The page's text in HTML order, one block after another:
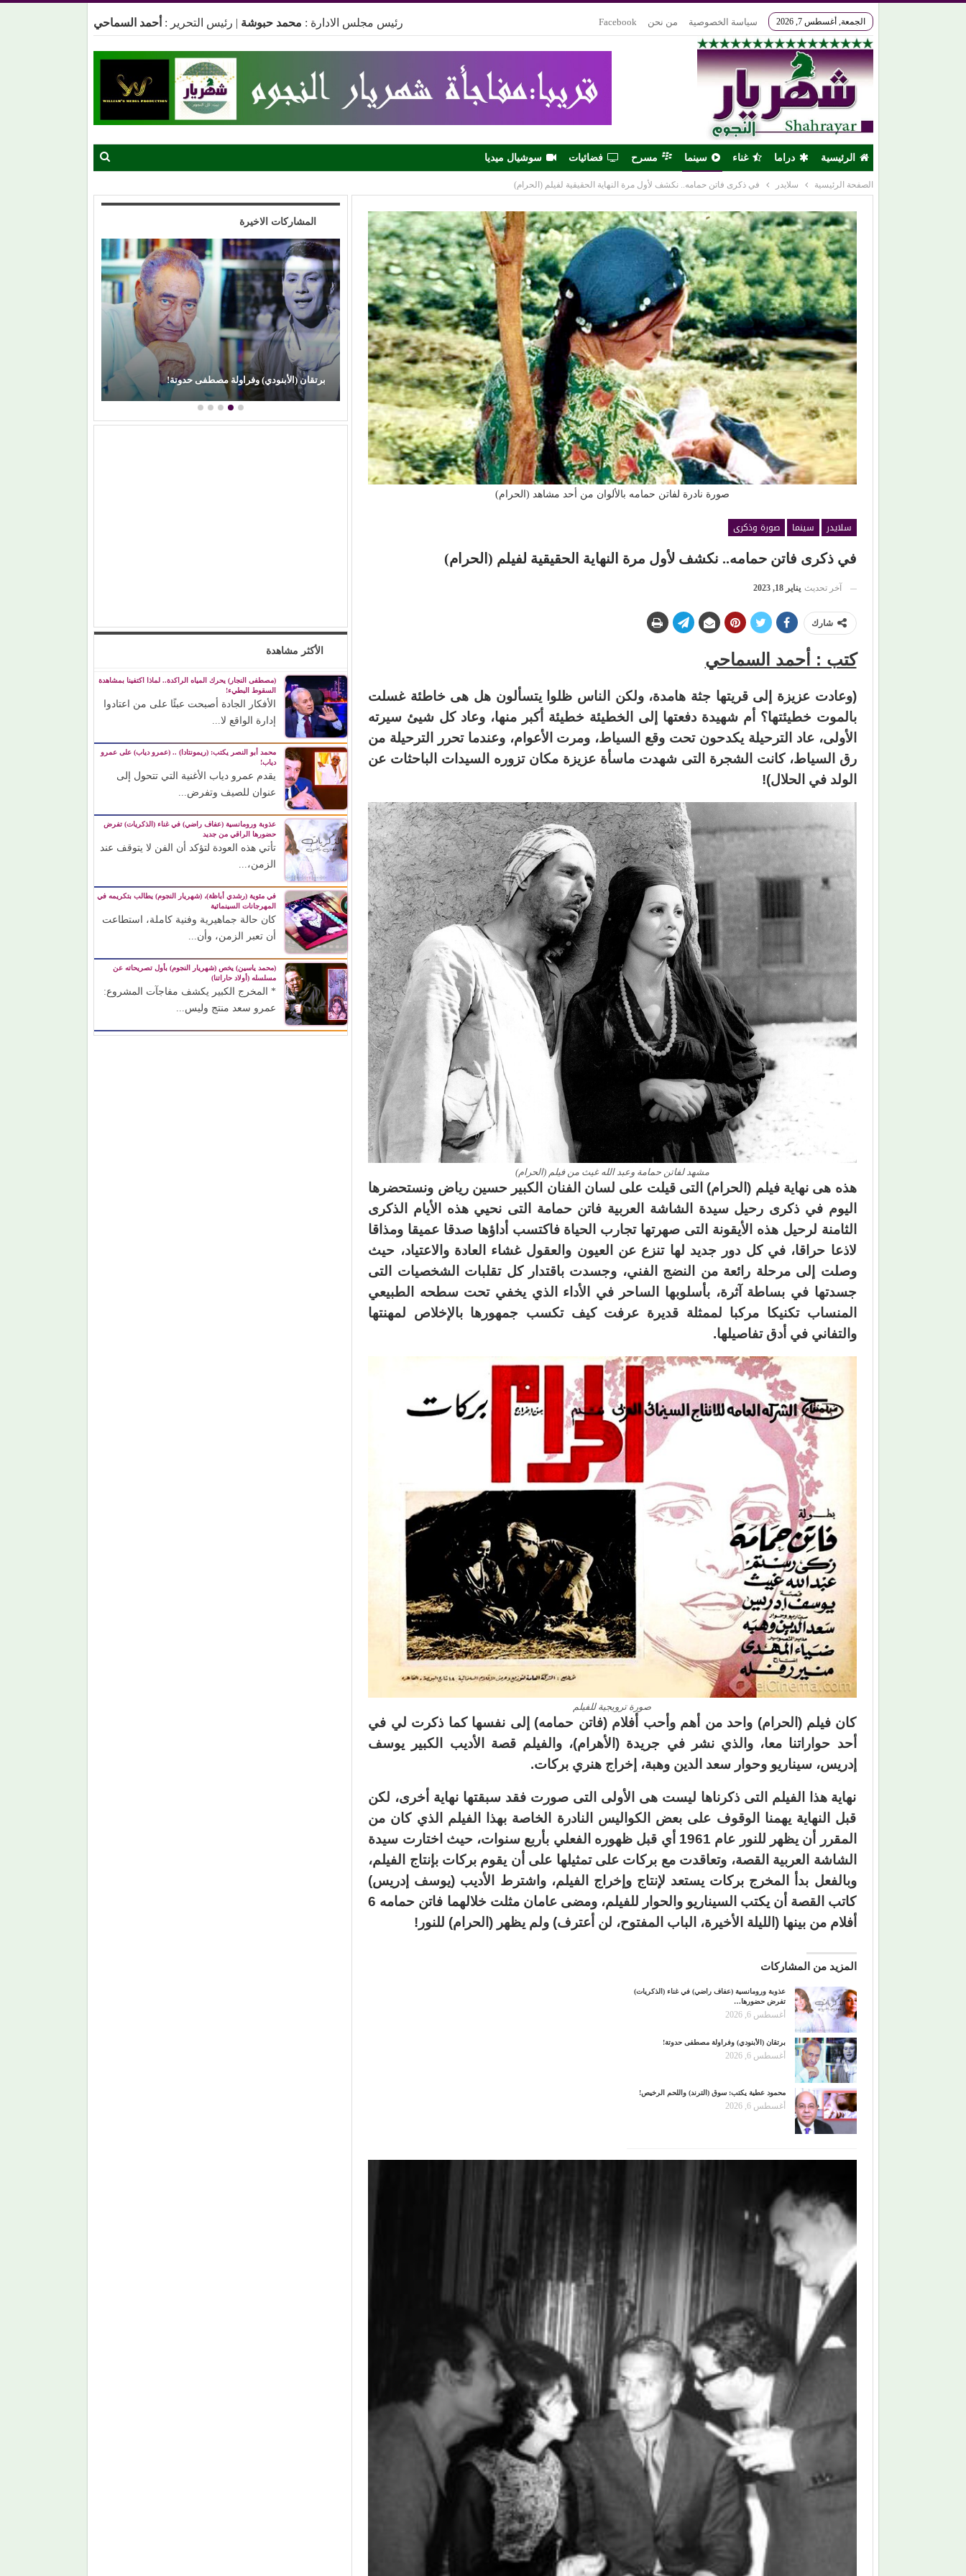
الجمعة, أغسطس 7, 2026 سياسة الخصوصية من نحن Facebook رئيس مجلس الادارة : محمد حبوشة | رئيس التحرير : أحمد السماحي
الرئيسية دراما غناء سينما مسرح فضائيات سوشيال ميديا
الصفحة الرئيسية سلايدر في ذكرى فاتن حمامه.. نكشف لأول مرة النهاية الحقيقية لفيلم (الحرام)
صورة نادرة لفاتن حمامه بالألوان من أحد مشاهد (الحرام)
سلايدر سينما
صورة وذكرى
في ذكرى فاتن حمامه.. نكشف لأول مرة النهاية الحقيقية لفيلم (الحرام)
آخر تحديث يناير 18, 2023
شارك
كتب : أحمد السماحي
(وعادت عزيزة إلى قريتها جثة هامدة، ولكن الناس ظلوا يتسألون هل هى خاطئة غسلت
بالموت خطيئتها؟ أم شهيدة دفعتها إلى الخطيئة خطيئة أكبر منها، وعاد كل شيئ سيرته
الأولى، عاد الترحيلة يكدحون تحت وقع السياط، ومرت الأعوام، وعندما تحرر الترحيلة من
رق السياط، كانت الشجرة التى شهدت ماسأة عزيزة مكان تزوره السيدات الباحثات عن
الولد في الحلال)!
مشهد لفاتن حمامة وعبد الله غيث من فيلم (الحرام)
هذه هى نهاية فيلم (الحرام) التى قيلت على لسان الفنان الكبير حسين رياض ونستحضرها
اليوم في ذكرى رحيل سيدة الشاشة العربية فاتن حمامة التى نحيي هذه الأيام الذكرى
الثامنة لرحيل هذه الأيقونة التى صهرتها تجارب الحياة فاكتسب أداؤها صدقا عميقا ومذاقا
لاذعا حراقا، في كل دور جديد لها تنزع عن العيون والعقول غشاء العادة والاعتياد، حيث
وصلت إلى مرحلة رائعة من النضج الفني، وجسدت باقتدار كل تقلبات الشخصيات التى
جسدتها في بساطة آثرة، بأسلوبها الساحر في الأداء الذي يخفي تحت سطحه الطبيعي
المنساب تكنيكا مركبا لممثلة قديرة عرفت كيف تكسب جمهورها بالإخلاص لمهنتها
والتفاني في أدق تفاصيلها.
صورة ترويجية للفيلم
كان فيلم (الحرام) واحد من أهم وأحب أفلام (فاتن حمامه) إلى نفسها كما ذكرت لي في
أحد حواراتنا معا، والذي نشر في جريدة (الأهرام)، والفيلم قصة الأديب الكبير يوسف
إدريس، سيناريو وحوار سعد الدين وهبة، إخراج هنري بركات.
نهاية هذا الفيلم التى ذكرناها ليست هى الأولى التى صورت فقد سبقتها نهاية أخرى، لكن
قبل النهاية يهمنا الوقوف على بعض الكواليس النادرة الخاصة بهذا الفيلم الذي كان من
المقرر أن يظهر للنور عام 1961 أي قبل ظهوره الفعلي بأربع سنوات، حيث اختارت سيدة
الشاشة العربية القصة، وتعاقدت مع بركات على تمثيلها على أن يقوم بركات بإنتاج الفيلم،
وبالفعل بدأ المخرج بركات يستعد لإنتاج وإخراج الفيلم، واشترط الأديب (يوسف إدريس)
كاتب القصة أن يكتب السيناريو والحوار للفيلم، ومضى عامان مثلت خلالهما فاتن حمامه 6
أفلام من بينها (الليلة الأخيرة، الباب المفتوح، لن أعترف) ولم يظهر (الحرام) للنور!
المزيد من المشاركات
عذوبة ورومانسية (عفاف راضي) في غناء (الذكريات)
تفرض حضورها…
أغسطس 6, 2026
برتقان (الأبنودي) وفراولة مصطفى حدوتة!
أغسطس 6, 2026
محمود عطية يكتب: سوق (الترند) واللحم الرخيص!
أغسطس 6, 2026
المشاركات الاخيرة
من (حمانا) إلى القلوب.. (بلقيس) تغني للأمهات في (زهر
ليمون)
عذوبة ورومانسية (عفاف راضي) في غناء (الذكريات)
تفرض حضورها الراقي من جديد
برتقان (الأبنودي) وفراولة مصطفى حدوتة!
الأكثر مشاهدة
(مصطفى النجار) يحرك المياه الراكدة.. لماذا اكتفينا بمشاهدة
السقوط البطيء!
الأفكار الجادة أصبحت عبئًا على من اعتادوا
إدارة الواقع لا...
محمد أبو النصر يكتب: (ريمونتادا) .. (عمرو دياب) على عمرو
دياب!
يقدم عمرو دياب الأغنية التي تتحول إلى
عنوان للصيف وتفرض...
عذوبة ورومانسية (عفاف راضي) في غناء (الذكريات) تفرض
حضورها الراقي من جديد
تأتي هذه العودة لتؤكد أن الفن لا يتوقف عند
الزمن،...
في مئوية (رشدي أباظة)، (شهريار النجوم) يطالب بتكريمه في
المهرجانات السينمائية
كان حالة جماهيرية وفنية كاملة، استطاعت
أن تعبر الزمن، وأن...
(محمد ياسين) يخص (شهريار النجوم) بأول تصريحاته عن
مسلسله (أولاد حاراتنا)
* المخرج الكبير يكشف مفاجآت المشروع:
عمرو سعد منتج وليس...